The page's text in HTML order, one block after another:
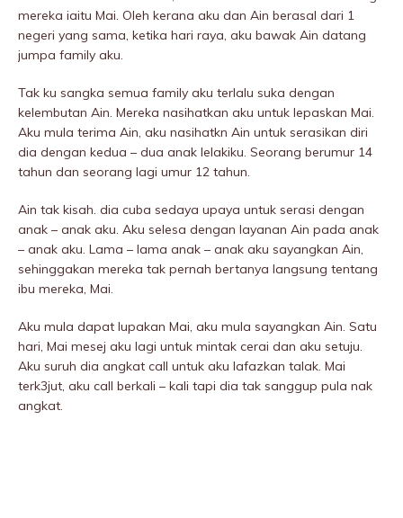
mereka iaitu Mai. Oleh kerana aku dan Ain berasal dari 1
negeri yang sama, ketika hari raya, aku bawak Ain datang
jumpa family aku.
Tak ku sangka semua family aku terlalu suka dengan
kelembutan Ain. Mereka nasihatkan aku untuk lepaskan Mai.
Aku mula terima Ain, aku nasihatkn Ain untuk serasikan diri
dia dengan kedua – dua anak lelakiku. Seorang berumur 14
tahun dan seorang lagi umur 12 tahun.
Ain tak kisah. dia cuba sedaya upaya untuk serasi dengan
anak – anak aku. Aku selesa dengan layanan Ain pada anak
– anak aku. Lama – lama anak – anak aku sayangkan Ain,
sehinggakan mereka tak pernah bertanya langsung tentang
ibu mereka, Mai.
Aku mula dapat lupakan Mai, aku mula sayangkan Ain. Satu
hari, Mai mesej aku lagi untuk mintak cerai dan aku setuju.
Aku suruh dia angkat call untuk aku lafazkan taIak. Mai
terk3jut, aku call berkali – kali tapi dia tak sanggup pula nak
angkat.